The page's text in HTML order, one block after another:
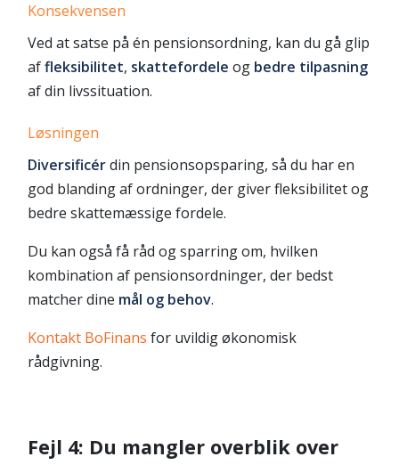
Konsekvensen
Ved at satse på én pensionsordning, kan du gå glip
affleksibilitet, skattefordele og bedre tilpasning
af din livssituation.
Løsningen
Diversificérdin pensionsopsparing, så du har en
god blanding af ordninger, der giver fleksibilitet og
bedre skattemæssige fordele.
Du kan også få råd og sparring om, hvilken
kombination af pensionsordninger, der bedst
matcher dine mål og behov.
Kontakt BoFinans for uvildig økonomisk
rådgivning.
Fejl 4: Du mangler overblik over